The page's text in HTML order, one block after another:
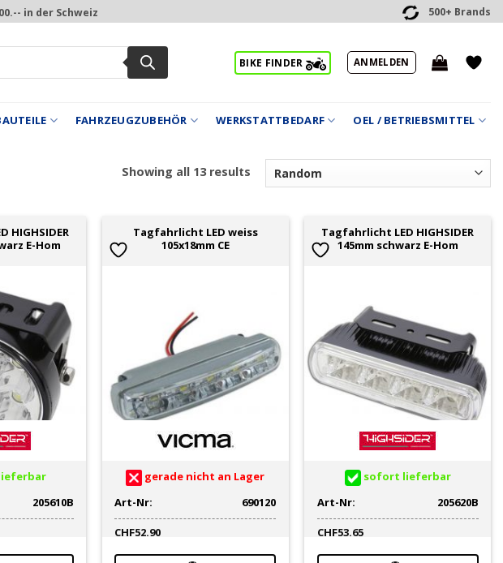
in der Schweiz 500+ Brands
BIKE FINDER ANMELDEN
FAHRZEUGZUBEHÖR WERKSTATTBEDARF OEL / BETRIEBSMITTEL
Showing all 13 results
HIGHSIDER
E-Hom
205610B
Tagfahrlicht LED weiss
105x18mm CE
gerade nicht an Lager
Art-Nr:
690120
CHF52.90
Tagfahrlicht LED HIGHSIDER
145mm schwarz E-Hom
sofort lieferbar
Art-Nr:
205620B
CHF53.65